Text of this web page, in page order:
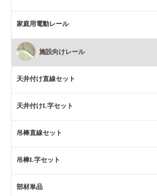
家庭用電動レール
施設向けレール
天井付け直線セット
天井付けL字セット
吊棒直線セット
吊棒L字セット
部材単品